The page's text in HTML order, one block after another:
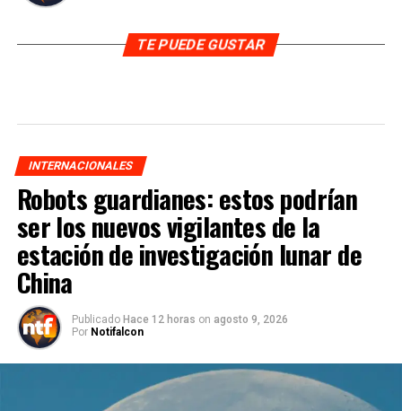
TE PUEDE GUSTAR
INTERNACIONALES
Robots guardianes: estos podrían
ser los nuevos vigilantes de la
estación de investigación lunar de
China
Publicado Hace 12 horas on agosto 9, 2026
Por Notifalcon